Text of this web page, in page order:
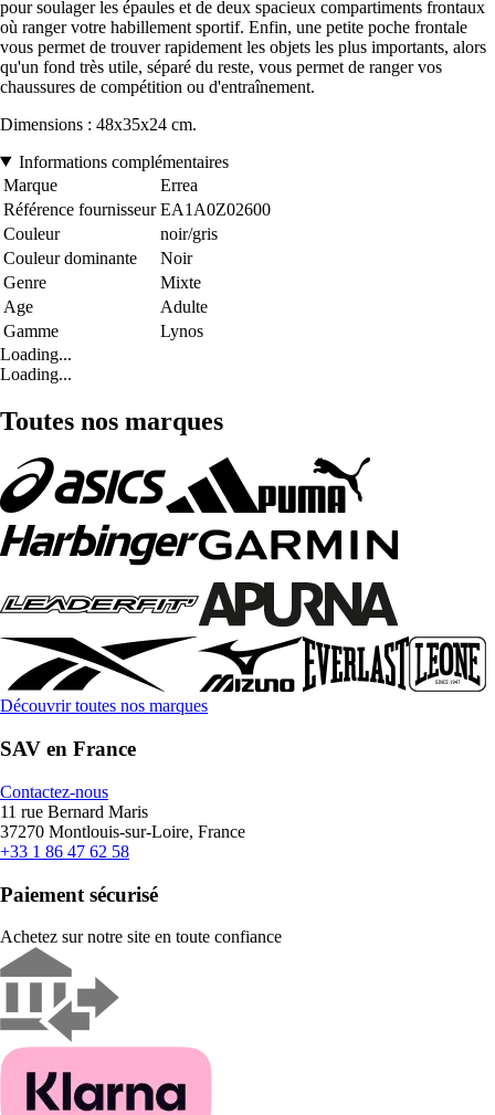
pour soulager les épaules et de deux spacieux compartiments frontaux
où ranger votre habillement sportif. Enfin, une petite poche frontale
vous permet de trouver rapidement les objets les plus importants, alors
qu'un fond très utile, séparé du reste, vous permet de ranger vos
chaussures de compétition ou d'entraînement.
Dimensions : 48x35x24 cm.
Informations complémentaires
Marque
Errea
Référence fournisseur EA1A0Z02600
Couleur
noir/gris
Couleur dominante
Noir
Genre
Mixte
Age
Adulte
Gamme
Lynos
Loading...
Loading...
Toutes nos marques
Découvrir toutes nos marques
SAV en France
Contactez-nous
11 rue Bernard Maris
37270 Montlouis-sur-Loire, France
+33 1 86 47 62 58
Paiement sécurisé
Achetez sur notre site en toute confiance